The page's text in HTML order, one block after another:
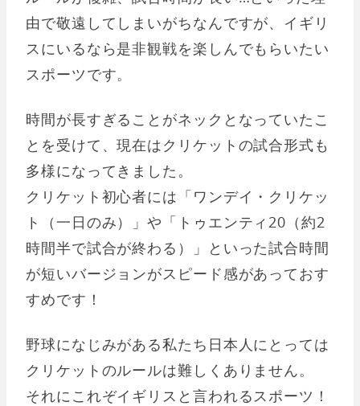
由で敬遠してしまいがちなんですが、イギリ
スにいるなら是非観戦を楽しんでもらいたい
スポーツです。
時間が長すぎることがネックとなっていたこ
とを受けて、現在はクリケットの試合形式も
多様になってきました。
クリケット初心者には「ワンデイ・クリケッ
ト（一日のみ）」や「トゥエンティ20（約2
時間半で試合が終わる）」といった試合時間
が短いバージョンがスピード感があっておす
すめです！
野球になじみがある私たち日本人にとっては
クリケットのルールは難しくありません。
それにこれぞイギリスと言われるスポーツ！